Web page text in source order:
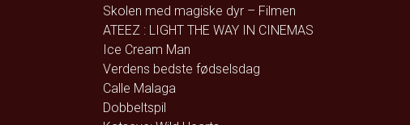
Skolen med magiske dyr – Filmen
ATEEZ : LIGHT THE WAY IN CINEMAS
Ice Cream Man
Verdens bedste fødselsdag
Calle Malaga
Dobbeltspil